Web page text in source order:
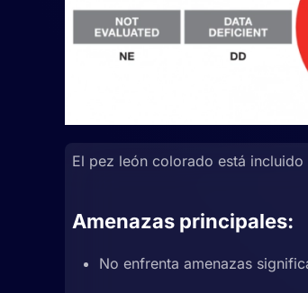
El pez león colorado está incluido
Amenazas principales:
No enfrenta amenazas